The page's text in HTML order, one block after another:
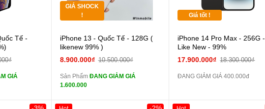
lực 10D full
iPhone 6S
Tế -
GIÁ
GIÁ SHOCK
!
Cường lực 10D full
màn
tai nghe iPhone 6S
iPhone 13 - Quốc Tế - 128G (
likenew 99% )
8.900.000₫ 10.500.000₫
Sản Phẩm ĐANG GIẢM GIÁ
1.600.000
Giá tốt !
iPhone 14 Pro Max - 256G -
Like New - 99%
17.900.000₫ 18.300.000₫
ĐANG GIẢM GIÁ 400.000đ